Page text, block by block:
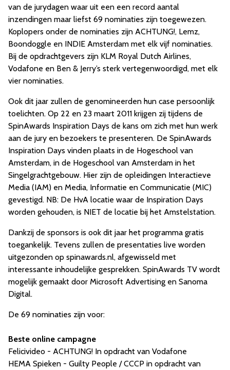
van de jurydagen waar uit een een record aantal
inzendingen maar liefst 69 nominaties zijn toegewezen.
Koplopers onder de nominaties zijn ACHTUNG!, Lemz,
Boondoggle en INDIE Amsterdam met elk vijf nominaties.
Bij de opdrachtgevers zijn KLM Royal Dutch Airlines,
Vodafone en Ben & Jerry’s sterk vertegenwoordigd, met elk
vier nominaties.
Ook dit jaar zullen de genomineerden hun case persoonlijk
toelichten. Op 22 en 23 maart 2011 krijgen zij tijdens de
SpinAwards Inspiration Days de kans om zich met hun werk
aan de jury en bezoekers te presenteren. De SpinAwards
Inspiration Days vinden plaats in de Hogeschool van
Amsterdam, in de Hogeschool van Amsterdam in het
Singelgrachtgebouw. Hier zijn de opleidingen Interactieve
Media (IAM) en Media, Informatie en Communicatie (MIC)
gevestigd. NB: De HvA locatie waar de Inspiration Days
worden gehouden, is NIET de locatie bij het Amstelstation.
Dankzij de sponsors is ook dit jaar het programma gratis
toegankelijk. Tevens zullen de presentaties live worden
uitgezonden op spinawards.nl, afgewisseld met
interessante inhoudelijke gesprekken. SpinAwards TV wordt
mogelijk gemaakt door Microsoft Advertising en Sanoma
Digital.
De 69 nominaties zijn voor:
Beste online campagne
Felicivideo - ACHTUNG! In opdracht van Vodafone
HEMA Spieken - Guilty People / CCCP in opdracht van